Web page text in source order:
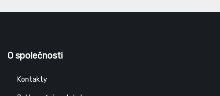
O společnosti
Kontakty